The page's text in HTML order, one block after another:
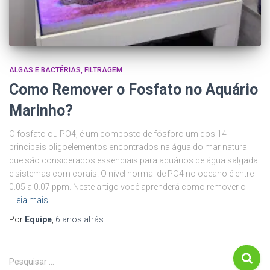
ALGAS E BACTÉRIAS FILTRAGEM
Como Remover o Fosfato no Aquário
Marinho?
O fosfato ou PO4, é um composto de fósforo um dos 14
principais oligoelementos encontrados na água do mar natural
que são considerados essenciais para aquários de água salgada
e sistemas com corais. O nível normal de PO4 no oceano é entre
0.05 a 0.07 ppm. Neste artigo você aprenderá como remover o
Leia mais…
Por Equipe 6 anos atrás
P
Pesquisar …